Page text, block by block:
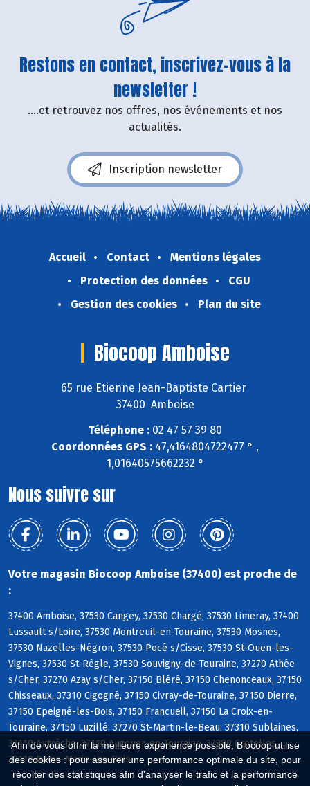
Afin de vous offrir la meilleure expérience possible, Biocoop utilise
des cookies : pour assurer une performance optimale du site, pour
récolter des statistiques afin d'analyser le trafic et la performance
Restons en contact, inscrivez-vous à la
newsletter !
....et retrouvez nos offres, nos événements et nos
actualités.
Inscription newsletter
Accueil Contact
Mentions légales
Protection des données
CGU
Gestion des cookies
Plan du site
Biocoop Amboise
65 rue Etienne Jean-Baptiste Cartier
37400 Amboise
Téléphone : 02 47 57 39 80
Coordonnées GPS : 47,4164804722477 ° ,
1,01640575662232 °
Nous suivre sur
Votre magasin Biocoop Amboise (37400) est proche de
:
37400 Amboise, 37530 Cangey, 37530 Chargé, 37530 Limeray, 37400
Lussault s/Loire, 37530 Montreuil-en-Touraine, 37530 Mosnes,
37530 Nazelles-Négron, 37530 Pocé s/Cisse, 37530 St-Ouen-les-
Vignes, 37530 St-Règle, 37530 Souvigny-de-Touraine, 37270 Athée
s/Cher, 37270 Azay s/Cher, 37150 Bléré, 37150 Chenonceaux, 37150
Chisseaux, 37310 Cigogné, 37150 Civray-de-Touraine, 37150 Dierre,
37150 Epeigné-les-Bois, 37150 Francueil, 37150 La Croix-en-
Touraine, 37150 Luzillé, 37270 St-Martin-le-Beau, 37310 Sublaines,
37110 Autrèche, 37110 Auzouer-en-Touraine, 37380 Crotelles,
37110 Dame-Marie-les-Bois